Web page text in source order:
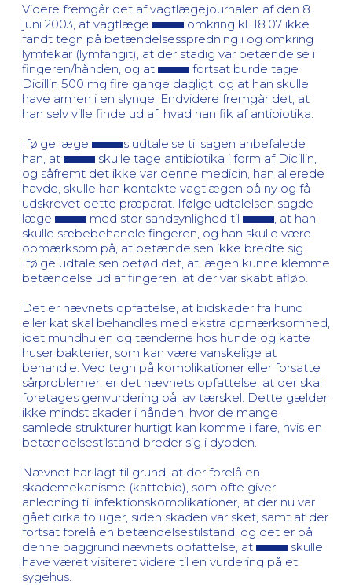
Videre fremgår det af vagtlægejournalen af den 8.
juni 2003, at vagtlæge
omkring kl. 18.07 ikke
fandt tegn på betændelsesspredning i og omkring
lymfekar (lymfangit), at der stadig var betændelse i
fingeren/hånden, og at
fortsat burde tage
Dicillin 500 mg fire gange dagligt, og at han skulle
have armen i en slynge. Endvidere fremgår det, at
han selv ville finde ud af, hvad han fik af antibiotika.
Ifølge læge
s udtalelse til sagen anbefalede
han, at
skulle tage antibiotika i form af Dicillin,
og såfremt det ikke var denne medicin, han allerede
havde, skulle han kontakte vagtlægen på ny og få
udskrevet dette præparat. Ifølge udtalelsen sagde
læge
med stor sandsynlighed til
, at han
skulle sæbebehandle fingeren, og han skulle være
opmærksom på, at betændelsen ikke bredte sig.
Ifølge udtalelsen betød det, at lægen kunne klemme
betændelse ud af fingeren, at der var skabt afløb.
Det er nævnets opfattelse, at bidskader fra hund
eller kat skal behandles med ekstra opmærksomhed,
idet mundhulen og tænderne hos hunde og katte
huser bakterier, som kan være vanskelige at
behandle. Ved tegn på komplikationer eller forsatte
sårproblemer, er det nævnets opfattelse, at der skal
foretages genvurdering på lav tærskel. Dette gælder
ikke mindst skader i hånden, hvor de mange
samlede strukturer hurtigt kan komme i fare, hvis en
betændelsestilstand breder sig i dybden.
Nævnet har lagt til grund, at der forelå en
skademekanisme (kattebid), som ofte giver
anledning til infektionskomplikationer, at der nu var
gået cirka to uger, siden skaden var sket, samt at der
fortsat forelå en betændelsestilstand, og det er på
denne baggrund nævnets opfattelse, at
skulle
have været visiteret videre til en vurdering på et
sygehus.